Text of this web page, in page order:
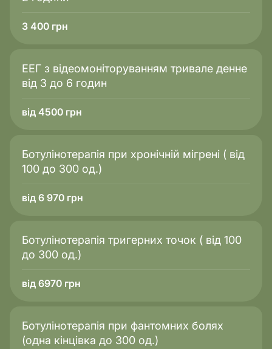
3 400 грн
ЕЕГ з відеомоніторуванням тривале денне
від 3 до 6 годин
від 4500 грн
Ботулінотерапія при хронічній мігрені ( від
100 до 300 од.)
від 6 970 грн
Ботулінотерапія тригерних точок ( від 100
до 300 од.)
від 6970 грн
Ботулінотерапія при фантомних болях
(одна кінцівка до 300 од.)